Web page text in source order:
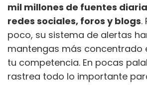
mil millones de fuentes
redes sociales, foros y blogs.
poco, su sistema de alertas
mantengas más concentrado
tu competencia. En pocas
rastrea todo lo importante